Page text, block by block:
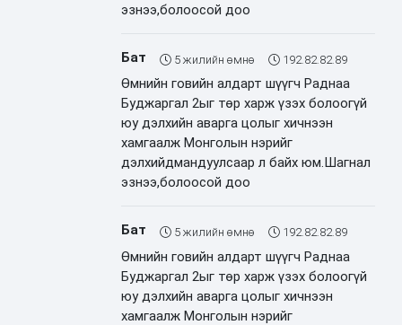
эзнээ,болоосой доо
Бат 5 жилийн өмнө 192.82.82.89
Өмнийн говийн алдарт шүүгч Раднаа
Буджаргал 2ыг төр харж үзэх болоогүй
юу дэлхийн аварга цолыг хичнээн
хамгаалж Монголын нэрийг
дэлхийдмандуулсаар л байх юм.Шагнал
эзнээ,болоосой доо
Бат 5 жилийн өмнө 192.82.82.89
Өмнийн говийн алдарт шүүгч Раднаа
Буджаргал 2ыг төр харж үзэх болоогүй
юу дэлхийн аварга цолыг хичнээн
хамгаалж Монголын нэрийг